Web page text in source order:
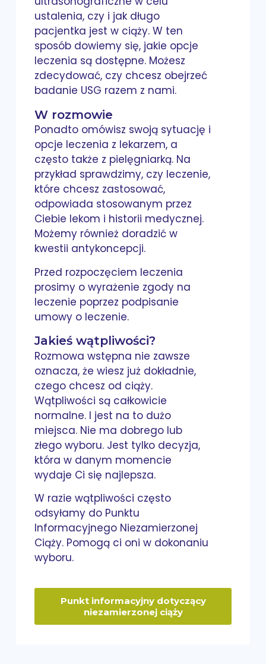
ustalenia, czy i jak długo
pacjentka jest w ciąży. W ten
sposób dowiemy się, jakie opcje
leczenia są dostępne. Możesz
zdecydować, czy chcesz obejrzeć
badanie USG razem z nami.
W rozmowie
Ponadto omówisz swoją sytuację i
opcje leczenia z lekarzem, a
często także z pielęgniarką. Na
przykład sprawdzimy, czy leczenie,
które chcesz zastosować,
odpowiada stosowanym przez
Ciebie lekom i historii medycznej.
Możemy również doradzić w
kwestii antykoncepcji.
Przed rozpoczęciem leczenia
prosimy o wyrażenie zgody na
leczenie poprzez podpisanie
umowy o leczenie.
Jakieś wątpliwości?
Rozmowa wstępna nie zawsze
oznacza, że wiesz już dokładnie,
czego chcesz od ciąży.
Wątpliwości są całkowicie
normalne. I jest na to dużo
miejsca. Nie ma dobrego lub
złego wyboru. Jest tylko decyzja,
która w danym momencie
wydaje Ci się najlepsza.
W razie wątpliwości często
odsyłamy do Punktu
Informacyjnego Niezamierzonej
Ciąży. Pomogą ci oni w dokonaniu
wyboru.
Punkt informacyjny dotyczący
niezamierzonej ciąży